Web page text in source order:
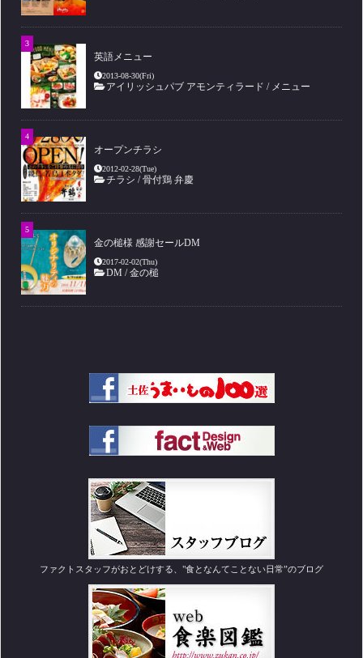
英語メニュー
2013-08-30(Fri)
アイリッシュパブ アモンティラード / メニュー
オープンチラシ
2012-02-28(Tue)
チラシ /骨付鶏 弁慶
金の槌様 感謝セールDM
2017-02-02(Thu)
DM /金の槌
ファクトスタッフがおとどけする、"食となんてことない日常”のブログ